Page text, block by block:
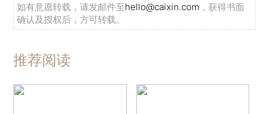
如有意愿转载，请发邮件至hello@caixin.com ，获得书面
确认及授权后，方可转载。
推荐阅读